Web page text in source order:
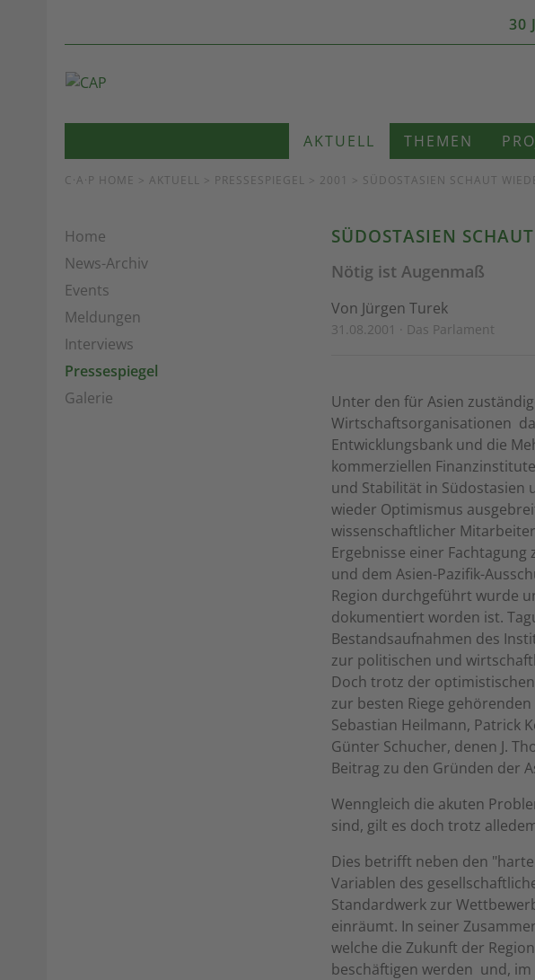
30
AKTUELL THEMEN
C·A·P HOME > AKTUELL > PRESSESPIEGEL > 2001 > SÜDOSTASIEN SCHAUT
Home
News-Archiv
Events
Meldungen
Interviews
Pressespiegel
Galerie
SÜDOSTASIEN
Nötig ist Augenmaß
Von Jürgen Turek
31.08.2001 · Das Parlament
Unter den für Asien
Wirtschaftsorganisationen 
Entwicklungsbank und die
kommerziellen
und Stabilität in Südostasien
wieder Optimismus
wissenschaftlicher
Ergebnisse einer
und dem Asien-Pazifik-
Region durchgeführt wurde
dokumentiert worden ist.
Bestandsaufnahmen des
zur politischen und
Doch trotz der
zur besten Riege
Sebastian Heilmann, Patrick
Günter Schucher, denen J.
Beitrag zu den Gründen der
Wenngleich die akuten
sind, gilt es doch trotz
Dies betrifft neben den
Variablen des
Standardwerk zur
einräumt. In seiner
welche die Zukunft der
beschäftigen werden  und,